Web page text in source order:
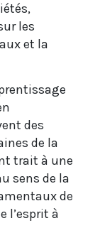
les
et la
des
de la
trait à une
sens de la
de
l’esprit à